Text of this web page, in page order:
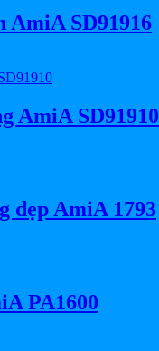
AmiA SD91916
AmiA SD91910
đẹp AmiA 1793
PA1600